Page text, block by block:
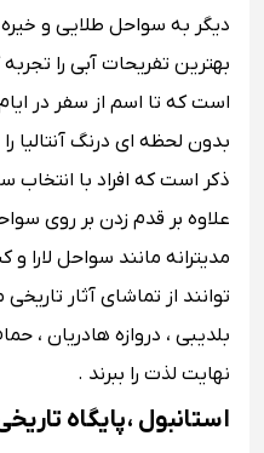
دیگر به سواحل طلایی و
بهترین تفریحات آبی را
است که تا اسم از سفر در
بدون لحظه ای درنگ آنتالیا
ذکر است که افراد با انتخاب
علاوه بر قدم زدن بر روی
مدیترانه مانند سواحل لارا
توانند از تماشای آثار
بلدیبی ، دروازه هادریان ،
نهایت لذت را ببرند .
استانبول ، پایگاه